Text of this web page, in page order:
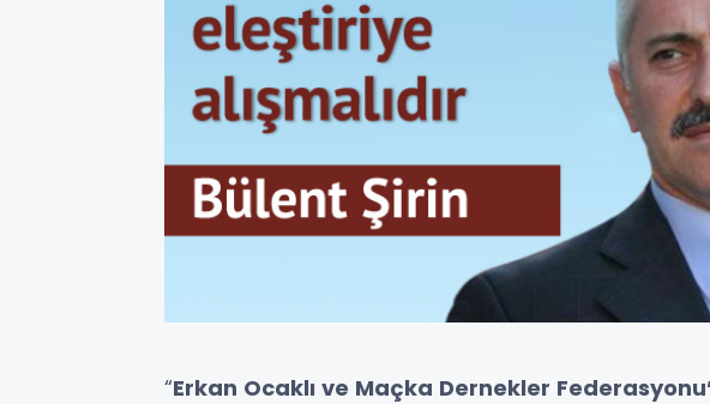
“Erkan Ocaklı ve Maçka Dernekler